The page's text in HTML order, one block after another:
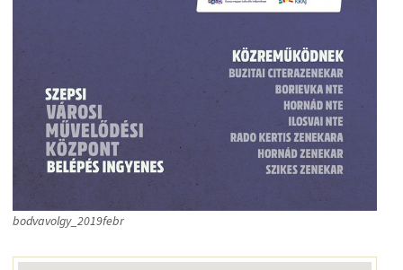
bodvavolgy_2019febr